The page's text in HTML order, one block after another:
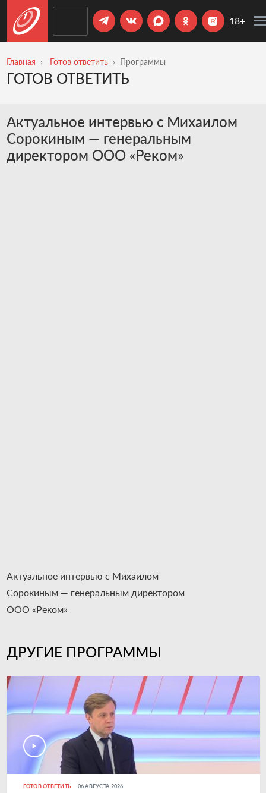
18+
Главная Готов ответить Программы
ГОТОВ ОТВЕТИТЬ
Актуальное интервью с Михаилом
Сорокиным — генеральным
директором ООО «Реком»
Актуальное интервью с Михаилом
Сорокиным — генеральным директором
ООО «Реком»
ДРУГИЕ ПРОГРАММЫ
ГОТОВ ОТВЕТИТЬ 06 АВГУСТА 2026